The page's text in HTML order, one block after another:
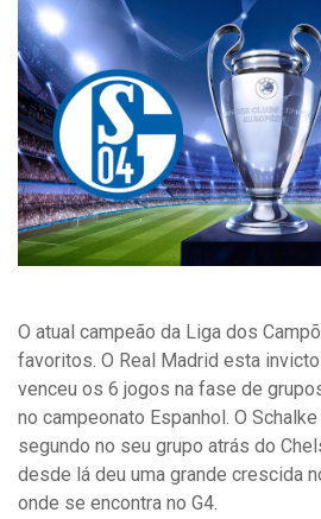
O atual campeão da Liga dos
favoritos. O Real Madrid esta
venceu os 6 jogos na fase de
no campeonato Espanhol. O
segundo no seu grupo atrás do
desde lá deu uma grande crescida
onde se encontra no G4.